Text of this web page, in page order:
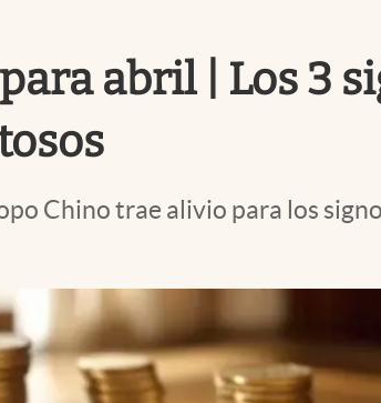
abril | Los 3
Chino trae alivio para los